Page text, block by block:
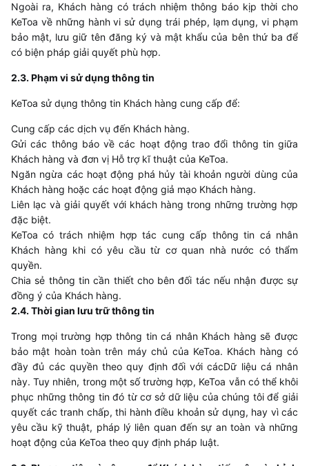
Ngoài ra, Khách hàng có trách nhiệm thông báo kịp thời cho
KeToa về những hành vi sử dụng trái phép, lạm dụng, vi phạm
bảo mật, lưu giữ tên đăng ký và mật khẩu của bên thứ ba để
có biện pháp giải quyết phù hợp.
2.3. Phạm vi sử dụng thông tin
KeToa sử dụng thông tin Khách hàng cung cấp để:
Cung cấp các dịch vụ đến Khách hàng.
Gửi các thông báo về các hoạt động trao đổi thông tin giữa
Khách hàng và đơn vị Hỗ trợ kĩ thuật của KeToa.
Ngăn ngừa các hoạt động phá hủy tài khoản người dùng của
Khách hàng hoặc các hoạt động giả mạo Khách hàng.
Liên lạc và giải quyết với khách hàng trong những trường hợp
đặc biệt.
KeToa có trách nhiệm hợp tác cung cấp thông tin cá nhân
Khách hàng khi có yêu cầu từ cơ quan nhà nước có thẩm
quyền.
Chia sẻ thông tin cần thiết cho bên đối tác nếu nhận được sự
đồng ý của Khách hàng.
2.4. Thời gian lưu trữ thông tin
Trong mọi trường hợp thông tin cá nhân Khách hàng sẽ được
bảo mật hoàn toàn trên máy chủ của KeToa. Khách hàng có
đầy đủ các quyền theo quy định đối với cácDữ liệu cá nhân
này. Tuy nhiên, trong một số trường hợp, KeToa vẫn có thể khôi
phục những thông tin đó từ cơ sở dữ liệu của chúng tôi để giải
quyết các tranh chấp, thi hành điều khoản sử dụng, hay vì các
yêu cầu kỹ thuật, pháp lý liên quan đến sự an toàn và những
hoạt động của KeToa theo quy định pháp luật.